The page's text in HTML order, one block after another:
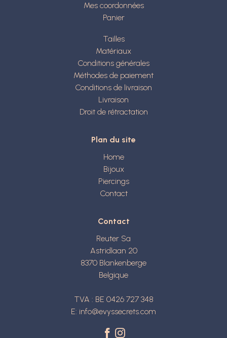
Mes coordonnées
Panier
Tailles
Matériaux
Conditions générales
Méthodes de paiement
Conditions de livraison
Livraison
Droit de rétractation
Plan du site
Home
Bijoux
Piercings
Contact
Contact
Reuter Sa
Astridlaan 20
8370 Blankenberge
Belgique
TVA : BE 0426 727 348
E: info@evyssecrets.com